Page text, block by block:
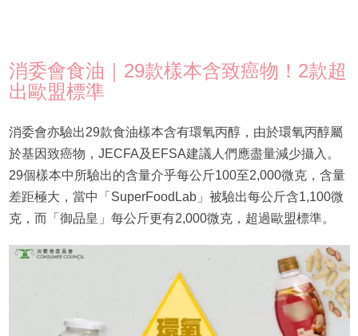
消委會食油｜29款樣本含致癌物！2款超
出歐盟標準
消委會亦驗出29款食油樣本含有環氧丙醇，由於環氧丙醇屬
於基因致癌物，JECFA及EFSA建議人們應盡量減少攝入。
29個樣本中所驗出的含量介乎每公斤100至2,000微克，含量
差距極大，當中「SuperFoodLab」被驗出每公斤含1,100微
克，而「御品皇」每公斤更有2,000微克，超過歐盟標準。